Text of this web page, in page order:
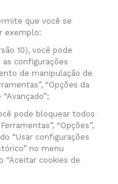
que você se
exemplo:
10), você pode
as configurações
de manipulação de
“Opções da
pode bloquear todos
“Opções”,
“Usar configurações
no menu
“Aceitar cookies de